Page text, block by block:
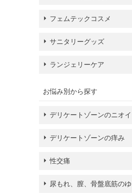
フェムテックコスメ
サニタリーグッズ
ランジェリーケア
お悩み別から探す
デリケートゾーンのニオイ
デリケートゾーンの痒み
性交痛
尿もれ、膣、骨盤底筋の